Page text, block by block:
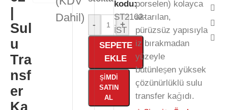
Sul
u
Tra
nsf
er
Ka
Dahil)
- +
SEPETE
EKLE
ŞIMDI
SATIN
AL
kodu:
ST2162-
İST
porselen) kolayca
aktarılan,
pürüzsüz yapısıyla
iz bırakmadan
yüzeyle
bütünleşen yüksek
çözünürlüklü sulu
transfer kağıdı.